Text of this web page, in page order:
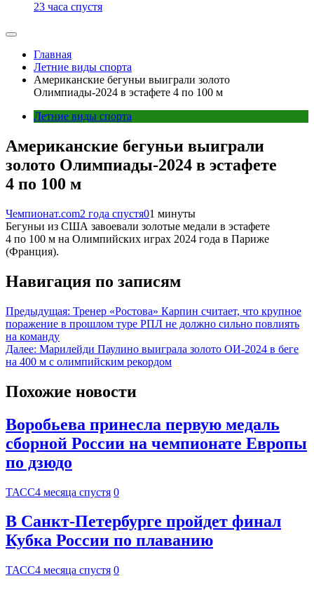
23 часа спустя
Главная
Летние виды спорта
Американские бегуньи выиграли золото
Олимпиады-2024 в эстафете 4 по 100 м
Летние виды спорта
Американские бегуньи выиграли
золото Олимпиады-2024 в эстафете
4 по 100 м
Чемпионат.com2 года спустя01 минуты
Бегуньи из США завоевали золотые медали в эстафете
4 по 100 м на Олимпийских играх 2024 года в Париже
(Франция).
Навигация по записям
Предыдущая: Тренер «Ростова» Карпин считает, что крупное
поражение в прошлом туре РПЛ не должно сильно повлиять
на команду
Далее: Марилейди Паулино выиграла золото ОИ-2024 в беге
на 400 м с олимпийским рекордом
Похожие новости
Воробьева принесла первую медаль
сборной России на чемпионате Европы
по дзюдо
ТАСС4 месяца спустя 0
В Санкт-Петербурге пройдет финал
Кубка России по плаванию
ТАСС4 месяца спустя 0